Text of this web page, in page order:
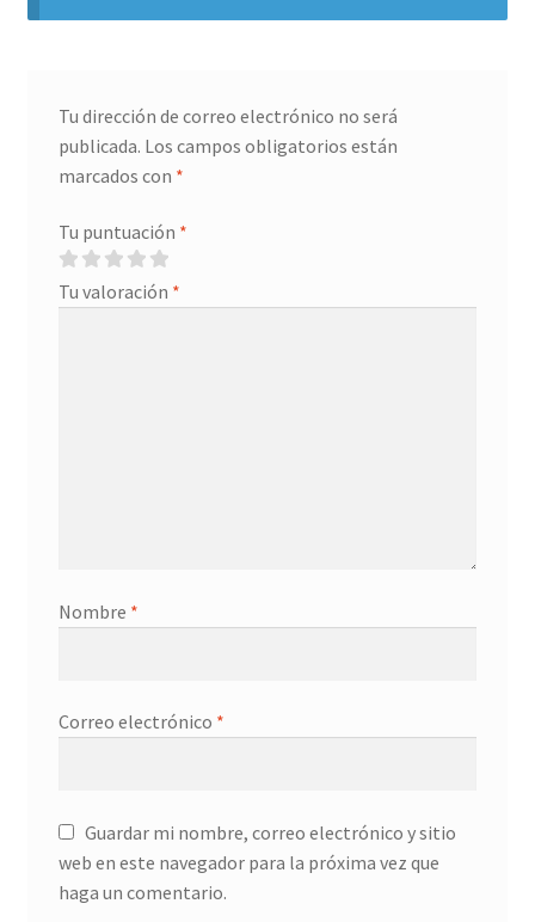
Soporte
Wishlist
Tu dirección de correo electrónico no será
publicada. Los campos obligatorios están
marcados con *
Tu puntuación *
Tu valoración *
Nombre *
Correo electrónico *
Guardar mi nombre, correo electrónico y sitio
web en este navegador para la próxima vez que
haga un comentario.